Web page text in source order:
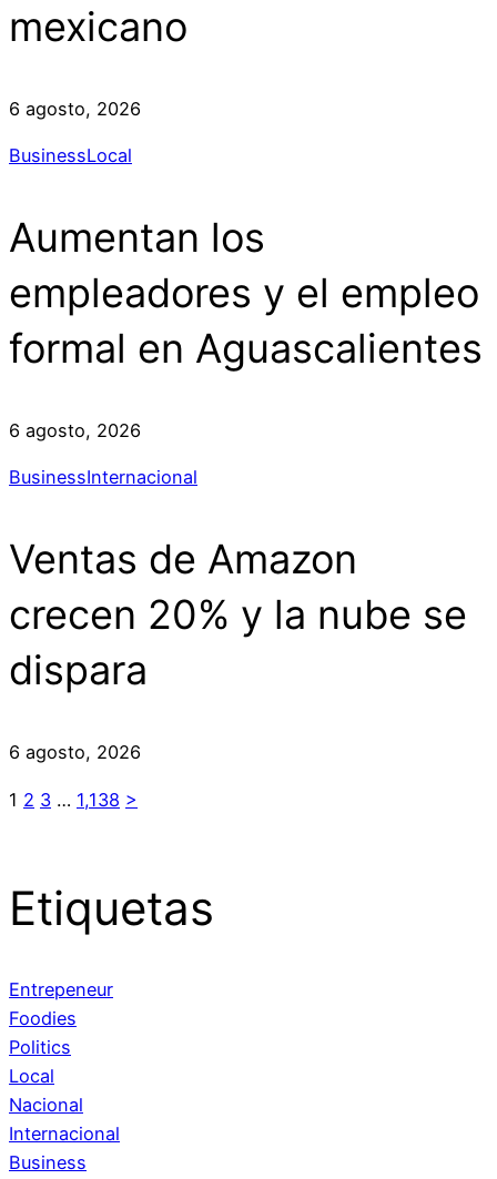
mexicano
6 agosto, 2026
BusinessLocal
Aumentan los
empleadores y el empleo
formal en Aguascalientes
6 agosto, 2026
BusinessInternacional
Ventas de Amazon
crecen 20% y la nube se
dispara
6 agosto, 2026
1 2 3 … 1,138 >
Etiquetas
Entrepeneur
Foodies
Politics
Local
Nacional
Internacional
Business